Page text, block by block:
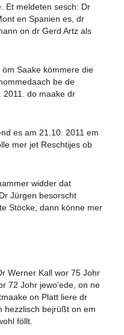
Et meldeten sesch: Dr
en Spanien es, dr
on dr Gerd Artz als
Saake kömmere die
be de
2011. do maake dr
es am 21.10. 2011 em
mer jet Reschtijes ob
widder dat
Jürgen besorscht
Stöcke, dann könne mer
Werner Kall wor 75 Johr
72 Johr jewo’ede, on ne
on Platt liere dr
hezzlisch bejrüßt on em
föllt.